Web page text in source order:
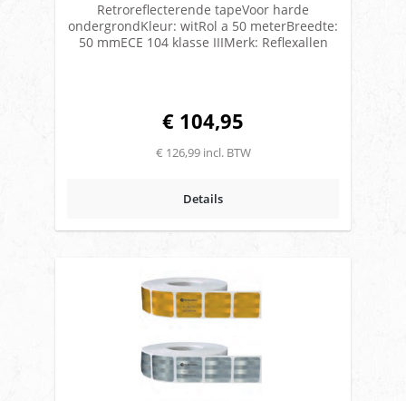
Retroreflecterende tapeVoor harde
ondergrondKleur: witRol a 50 meterBreedte:
50 mmECE 104 klasse IIIMerk: Reflexallen
€ 104,95
€ 126,99 incl. BTW
Details